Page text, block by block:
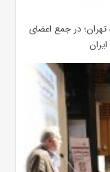
در جمع اعضای